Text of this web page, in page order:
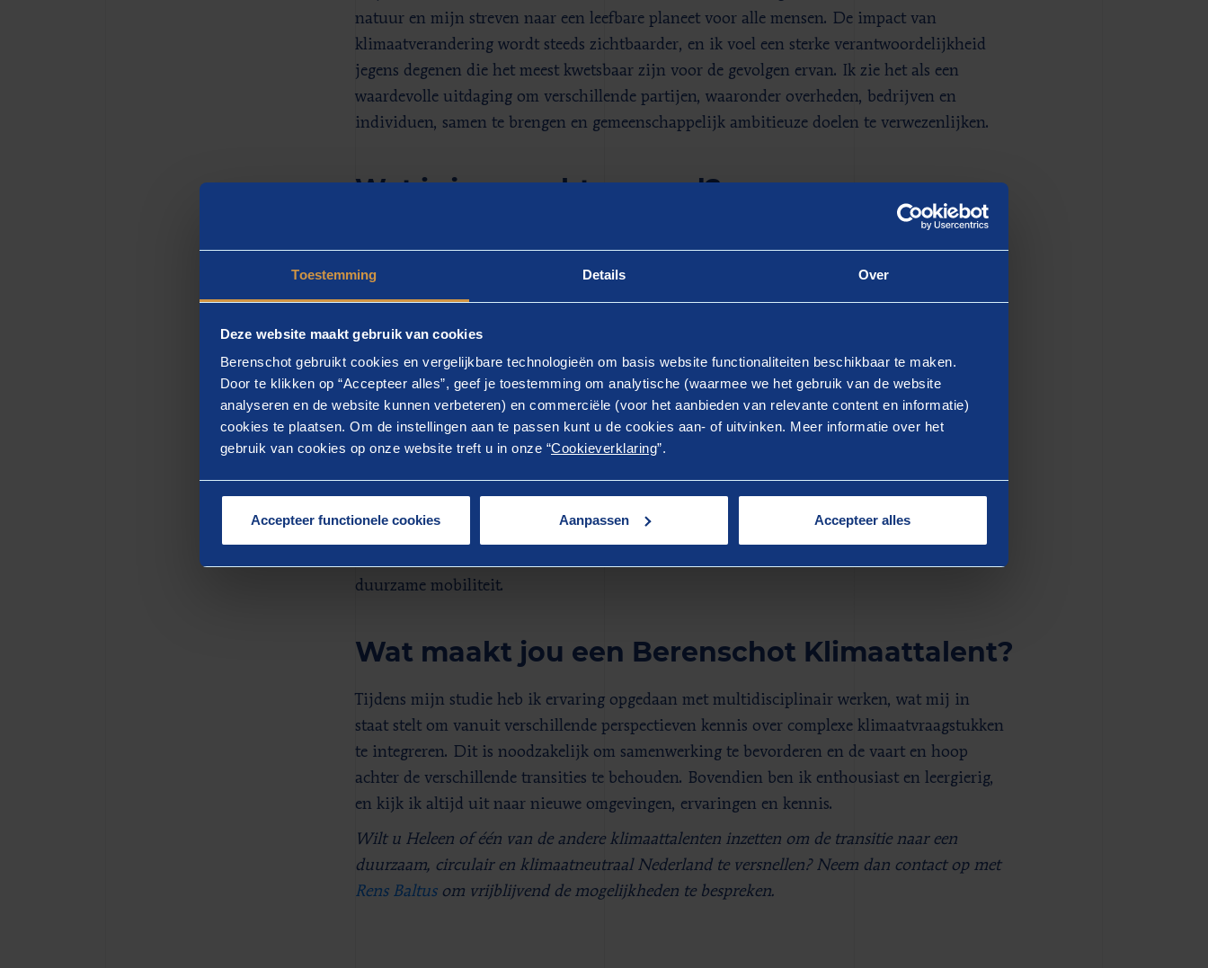
Toestemming Details Over
Deze website maakt gebruik van cookies
Berenschot gebruikt cookies en vergelijkbare technologieën om basis website functionaliteiten beschikbaar te maken.
Door te klikken op “Accepteer alles”, geef je toestemming om analytische (waarmee we het gebruik van de website
analyseren en de website kunnen verbeteren) en commerciële (voor het aanbieden van relevante content en informatie)
cookies te plaatsen. Om de instellingen aan te passen kunt u de cookies aan- of uitvinken. Meer informatie over het
gebruik van cookies op onze website treft u in onze “Cookieverklaring”.
Accepteer functionele cookies Aanpassen Accepteer alles
natuur en mijn streven naar een leefbare planeet voor alle mensen. De impact van
klimaatverandering wordt steeds zichtbaarder, en ik voel een sterke verantwoordelijkheid
jegens degenen die het meest kwetsbaar zijn voor de gevolgen ervan. Ik zie het als een
waardevolle uitdaging om verschillende partijen, waaronder overheden, bedrijven en
individuen, samen te brengen en gemeenschappelijk ambitieuze doelen te verwezenlijken.
Wat is jouw achtergrond?
waarbij ik de governance-track heb gevolgd.
Welke thema’s hebben jouw interesse?
Mijn masteronderzoek had betrekking op internationaal watermanagement, en de
maatschappelijke vraagstukken rond waterkwaliteit en -kwantiteit fascineren me nog steeds
duurzame mobiliteit.
Wat maakt jou een Berenschot Klimaattalent?
Tijdens mijn studie heb ik ervaring opgedaan met multidisciplinair werken, wat mij in
staat stelt om vanuit verschillende perspectieven kennis over complexe klimaatvraagstukken
te integreren. Dit is noodzakelijk om samenwerking te bevorderen en de vaart en hoop
achter de verschillende transities te behouden. Bovendien ben ik enthousiast en leergierig,
en kijk ik altijd uit naar nieuwe omgevingen, ervaringen en kennis.
Wilt u Heleen of één van de andere klimaattalenten inzetten om de transitie naar een
duurzaam, circulair en klimaatneutraal Nederland te versnellen? Neem dan contact op met
Rens Baltus om vrijblijvend de mogelijkheden te bespreken.